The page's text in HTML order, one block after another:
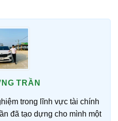
TRẦN
trong lĩnh vực tài chính
đã tạo dựng cho mình một